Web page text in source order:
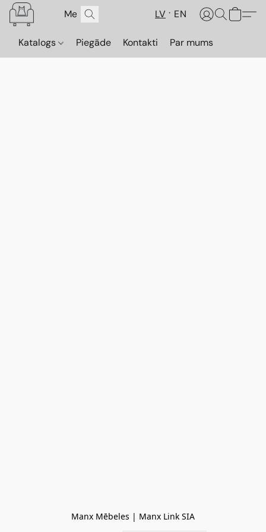
LV EN
Katalogs Piegāde Kontakti Par mums
Manx Mēbeles | Manx Link SIA